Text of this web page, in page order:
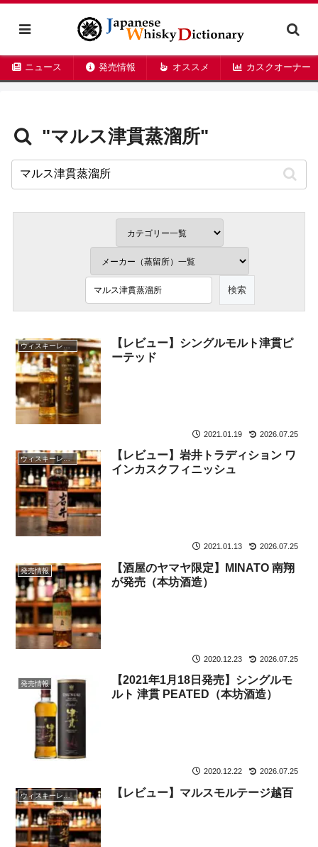
ニュース 発売情報 オススメ カスクオーナー
"マルス津貫蒸溜所"
ウィスキーレビュー
【レビュー】シングルモルト津貫ピ
ーテッド
2021.01.19 2026.07.25
ウィスキーレビュー
【レビュー】岩井トラディション ワ
インカスクフィニッシュ
2021.01.13 2026.07.25
発売情報
【酒屋のヤマヤ限定】MINATO 南翔
が発売（本坊酒造）
2020.12.23 2026.07.25
発売情報
【2021年1月18日発売】シングルモ
ルト 津貫 PEATED（本坊酒造）
2020.12.22 2026.07.25
ウィスキーレビュー 【レビュー】マルスモルテージ越百